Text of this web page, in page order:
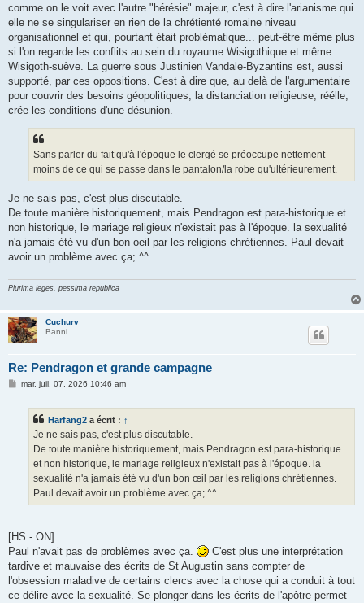
comme on le voit avec l'autre "hérésie" majeur, c'est à dire l'arianisme qui
elle ne se singulariser en rien de la chrétienté romaine niveau
organisationnel et qui, pourtant était problématique... peut-être même plus
si l'on regarde les conflits au sein du royaume Wisigothique et même
Wisigoth-suève. La guerre sous Justinien Vandale-Byzantins est, aussi
supporté, par ces oppositions. C'est à dire que, au delà de l'argumentaire
pour couvrir des besoins géopolitiques, la distanciation religieuse, réélle,
crée les conditions d'une désunion.
Sans parler du fait qu'à l'époque le clergé se préoccupe nettement
moins de ce qui se passe dans le pantalon/la robe qu'ultérieurement.
Je ne sais pas, c'est plus discutable.
De toute manière historiquement, mais Pendragon est para-historique et
non historique, le mariage religieux n'existait pas à l'époque. la sexualité
n'a jamais été vu d'un bon oeil par les religions chrétiennes. Paul devait
avoir un problème avec ça; ^^
Plurima leges, pessima republica
Cuchurv
Banni
Re: Pendragon et grande campagne
Mmar. juil. 07, 2026 10:46 am
Harfang2 a écrit : ↑
Je ne sais pas, c'est plus discutable.
De toute manière historiquement, mais Pendragon est para-historique
et non historique, le mariage religieux n'existait pas à l'époque. la
sexualité n'a jamais été vu d'un bon œil par les religions chrétiennes.
Paul devait avoir un problème avec ça; ^^
[HS - ON]
Paul n'avait pas de problèmes avec ça.
C'est plus une interprétation
tardive et mauvaise des écrits de St Augustin sans compter de
l'obsession maladive de certains clercs avec la chose qui a conduit à tout
ce délire avec la sexualité. Se plonger dans les écrits de l'apôtre permet